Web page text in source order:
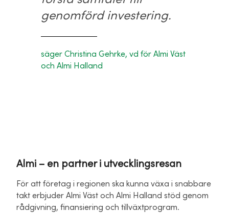
genomförd investering.
säger Christina Gehrke, vd för Almi Väst
och Almi Halland
Almi – en partner i utvecklingsresan
För att företag i regionen ska kunna växa i snabbare
takt erbjuder Almi Väst och Almi Halland stöd genom
rådgivning, finansiering och tillväxtprogram.